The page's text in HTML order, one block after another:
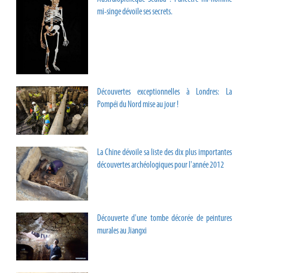
mi-singe dévoile ses secrets.
Découvertes exceptionnelles à Londres: La
Pompéi du Nord mise au jour !
La Chine dévoile sa liste des dix plus importantes
découvertes archéologiques pour l'année 2012
Découverte d'une tombe décorée de peintures
murales au Jiangxi